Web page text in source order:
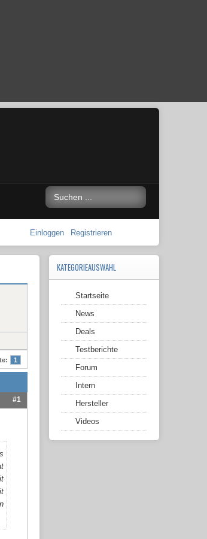
Einloggen Registrieren
1
#1
KATEGORIEAUSWAHL
Startseite
News
Deals
Testberichte
Forum
Intern
Hersteller
Videos